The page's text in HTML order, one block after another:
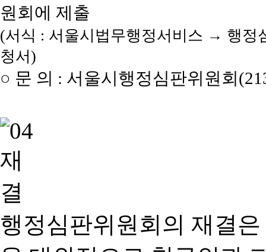
원회에 제출
(서식 : 서울시법무행정서비스 → 행
청서)
○ 문 의 : 서울시행정심판위원회
행정심판위원회의 재결